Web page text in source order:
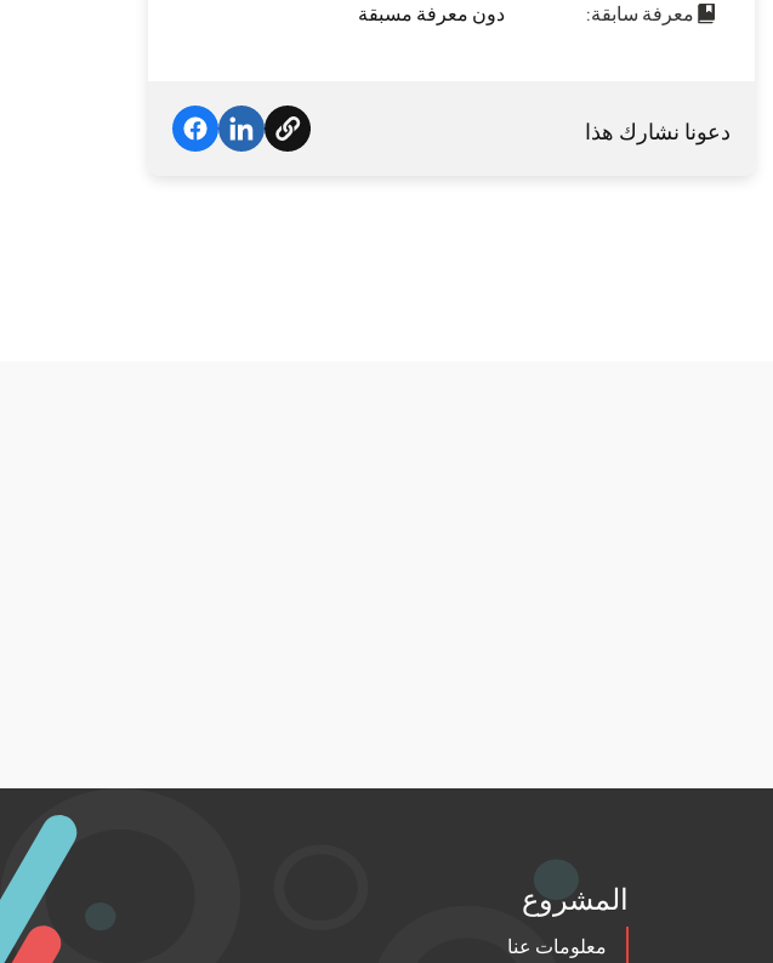
معرفة سابقة:
دون معرفة مسبقة
دعونا نشارك هذا
المشروع
معلومات عنا